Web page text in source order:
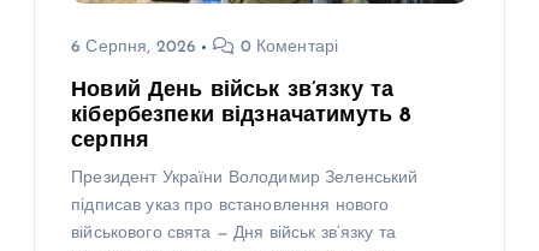
6 Серпня, 2026 0 Коментарі
Новий День військ зв’язку та
кібербезпеки відзначатимуть 8
серпня
Президент України Володимир Зеленський
підписав указ про встановлення нового
військового свята — Дня військ зв’язку та